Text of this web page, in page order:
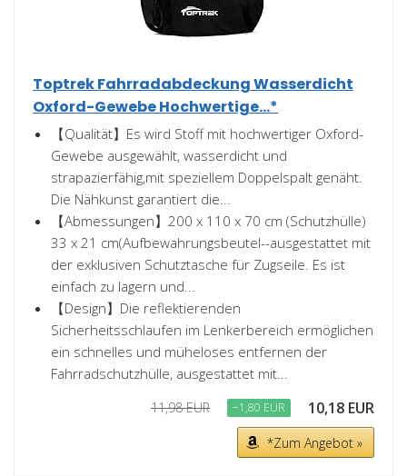
Toptrek Fahrradabdeckung Wasserdicht
Oxford-Gewebe Hochwertige...*
【Qualität】Es wird Stoff mit hochwertiger Oxford-
Gewebe ausgewählt, wasserdicht und
strapazierfähig,mit speziellem Doppelspalt genäht.
Die Nähkunst garantiert die...
【Abmessungen】200 x 110 x 70 cm (Schutzhülle)
33 x 21 cm(Aufbewahrungsbeutel--ausgestattet mit
der exklusiven Schutztasche für Zugseile. Es ist
einfach zu lagern und...
【Design】Die reflektierenden
Sicherheitsschlaufen im Lenkerbereich ermöglichen
ein schnelles und müheloses entfernen der
Fahrradschutzhülle, ausgestattet mit...
11,98 EUR −1,80 EUR 10,18 EUR
*Zum Angebot »